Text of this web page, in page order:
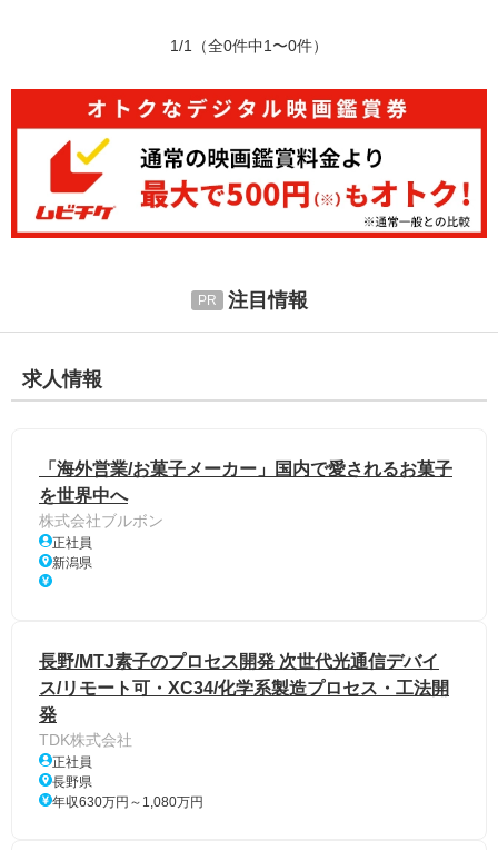
1/1 （全0件中1〜0件）
注目情報
求人情報
「海外営業/お菓子メーカー」国内で愛されるお菓子
を世界中へ
株式会社ブルボン
正社員
新潟県
長野/MTJ素子のプロセス開発 次世代光通信デバイ
ス/リモート可・XC34/化学系製造プロセス・工法開
発
TDK株式会社
正社員
長野県
年収630万円～1,080万円